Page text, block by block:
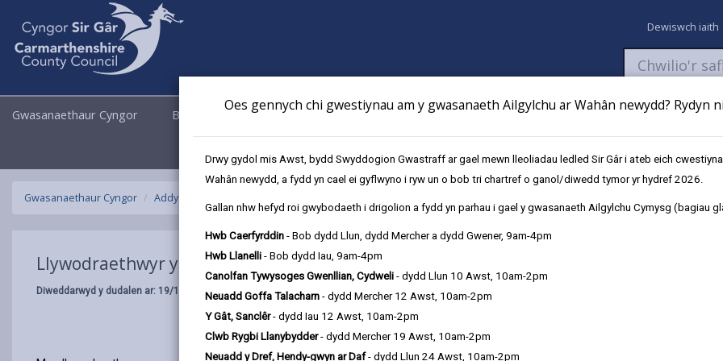
Oes gennych chi gwestiynau am y gwasanaeth Ailgylchu ar Wahân newydd? Rydyn
Drwy gydol mis Awst, bydd Swyddogion Gwastraff ar gael mewn lleoliadau ledled Sir Gâr i ateb eich
Wahân newydd, a fydd yn cael ei gyflwyno i ryw un o bob tri chartref o ganol/diwedd tymor yr hydref 2026.
Gallan nhw hefyd roi gwybodaeth i drigolion a fydd yn parhau i gael y gwasanaeth Ailgylchu Cymysg (bagiau
Hwb Caerfyrddin - Bob dydd Llun, dydd Mercher a dydd Gwener, 9am-4pm
Hwb Llanelli - Bob dydd Iau, 9am-4pm
Canolfan Tywysoges Gwenllian, Cydweli - dydd Llun 10 Awst, 10am-2pm
Neuadd Goffa Talacharn - dydd Mercher 12 Awst, 10am-2pm
Y Gât, Sanclêr- dydd Iau 12 Awst, 10am-2pm
Clwb Rygbi Llanybydder- dydd Mercher 19 Awst, 10am-2pm
Neuadd y Dref, Hendy-gwyn ar Daf- dydd Llun 24 Awst, 10am-2pm
Dewiswch iaith
Gwasanaethaur Cyngor Busnes Cyngor a Democratiaeth Newyddion
Fy Nghyfrifon Talu Cyflwyno cais
Gwasanaethaur Cyngor Addysg ac Ysgolion
Llywodraethwyr ysgol
Diweddarwyd y dudalen ar: 19/10/2024